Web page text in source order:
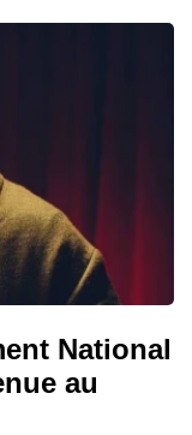
National
au